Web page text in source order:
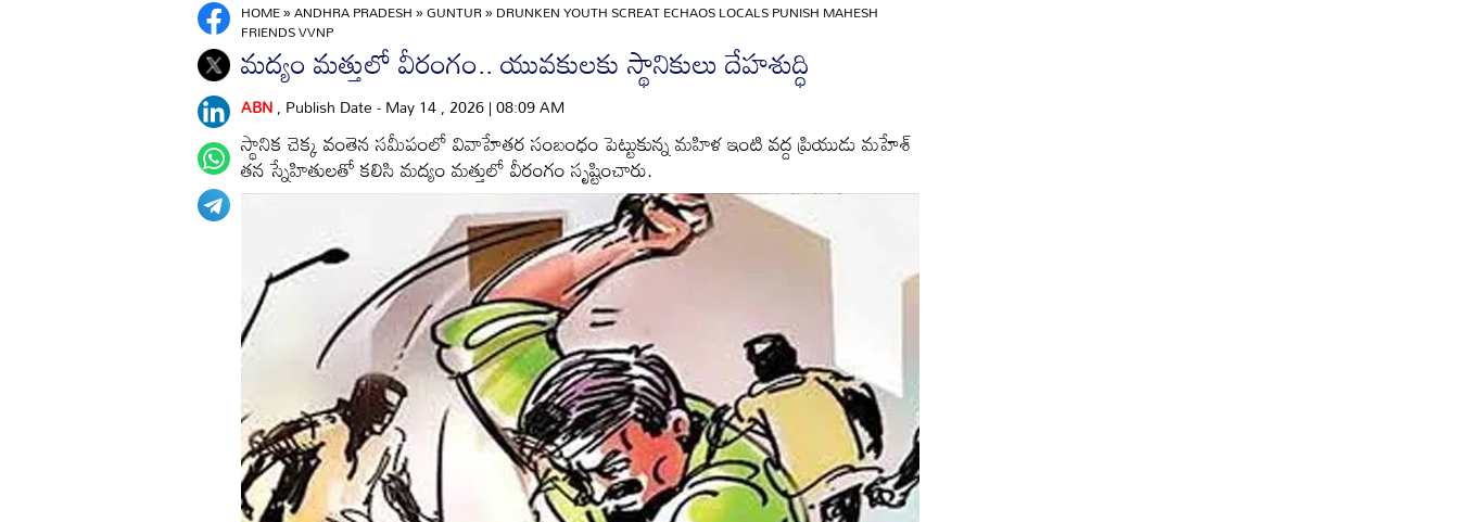
HOME»ANDHRA PRADESH»GUNTUR»DRUNKEN YOUTH SCREAT ECHAOS LOCALS PUNISH MAHESH
FRIENDS VVNP
మద్యం మత్తులో వీరంగం.. యువకులకు స్థానికులు దేహశుద్ధి
ABN, Publish Date - May 14 , 2026 | 08:09 AM
స్థానిక చెక్క వంతెన సమీపంలో వివాహేతర సంబంధం పెట్టుకున్న మహిళ ఇంటి వద్ద ప్రియుడు మహేశ్
తన స్నేహితులతో కలిసి మద్యం మత్తులో వీరంగం సృష్టించారు.